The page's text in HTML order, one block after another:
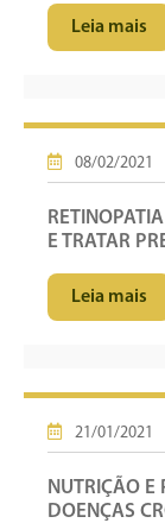
Leia mais
08/02/2021
E TRATAR
Leia mais
21/01/2021
NUTRIÇÃO E
DOENÇAS